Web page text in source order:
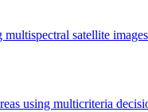
satellite
using multicriteria